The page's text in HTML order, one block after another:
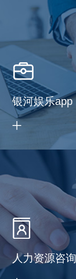
银河娱乐app
人力资源咨询